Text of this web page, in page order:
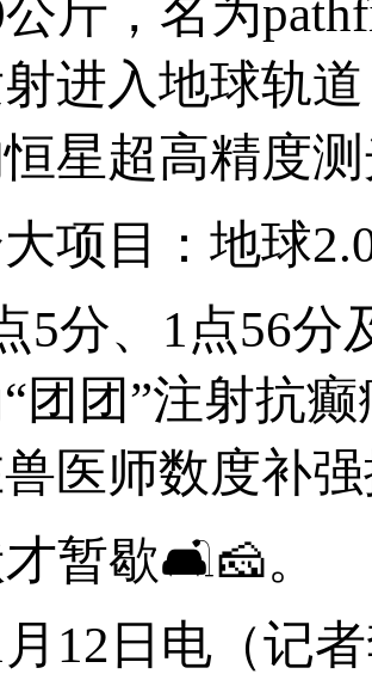
，名为
进入地球轨
星超高精度
项目：地球
、1点56分
团团”注射抗
医师数度补
暂歇🛋🧀。
日电（记者